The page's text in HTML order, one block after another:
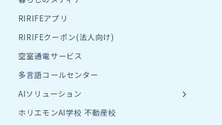
RIRIFEアプリ
RIRIFEクーポン(法人向け)
空室通電サービス
多言語コールセンター
AIソリューション
ホリエモンAI学校 不動産校